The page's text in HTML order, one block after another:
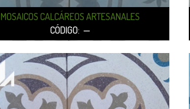
MOSAICOS CALCÁREOS ARTESANALES
CÓDIGO: —